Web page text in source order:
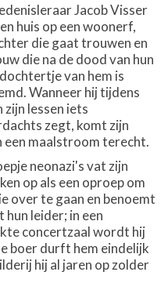
Jacob Visser
huis op een woonerf,
die gaat trouwen en
die na de dood van hun
van hem is
Wanneer hij tijdens
zijn lessen iets
zegt, komt zijn
een maalstroom terecht.
neonazi's vat zijn
op als een oproep om
over te gaan en benoemt
hun leider; in een
concertzaal wordt hij
boer durft hem eindelijk
hij al jaren op zolder